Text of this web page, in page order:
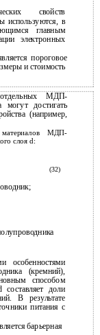
свойств
используются, в
главным
электронных
пороговое
и стоимость
МДП-
могут достигать
(например,
материалов МДП-
слоя d:
(32)
особенностями
(кремний),
способом
доли
В результате
питания с
барьерная